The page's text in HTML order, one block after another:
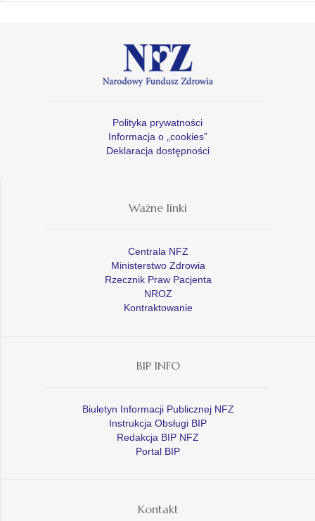
Polityka prywatności
Informacja o „cookies”
Deklaracja dostępności
Ważne linki
Centrala NFZ
Ministerstwo Zdrowia
Rzecznik Praw Pacjenta
NROZ
Kontraktowanie
BIP INFO
Biuletyn Informacji Publicznej NFZ
Instrukcja Obsługi BIP
Redakcja BIP NFZ
Portal BIP
Kontakt